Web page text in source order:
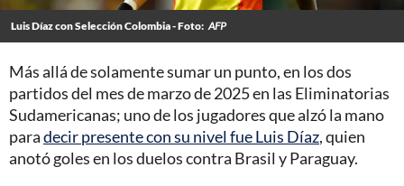
Luis Díaz con Selección Colombia - Foto: AFP
Más allá de solamente sumar un punto, en los dos
partidos del mes de marzo de 2025 en las Eliminatorias
Sudamericanas; uno de los jugadores que alzó la mano
paradecir presente con su nivel fue Luis Díaz, quien
anotó goles en los duelos contra Brasil y Paraguay.